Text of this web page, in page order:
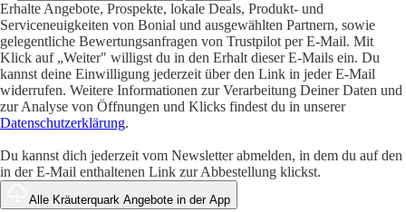
Erhalte Angebote, Prospekte, lokale Deals, Produkt- und
Serviceneuigkeiten von Bonial und ausgewählten Partnern, sowie
gelegentliche Bewertungsanfragen von Trustpilot per E-Mail. Mit
Klick auf „Weiter" willigst du in den Erhalt dieser E-Mails ein. Du
kannst deine Einwilligung jederzeit über den Link in jeder E-Mail
widerrufen. Weitere Informationen zur Verarbeitung Deiner Daten und
zur Analyse von Öffnungen und Klicks findest du in unserer
Datenschutzerklärung.
Du kannst dich jederzeit vom Newsletter abmelden, in dem du auf den
in der E-Mail enthaltenen Link zur Abbestellung klickst.
Alle Kräuterquark Angebote in der App